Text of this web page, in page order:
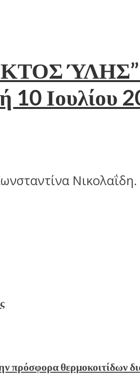
ΎΛΗΣ”
Ιουλίου
Νικολαΐδη.
πρόσφορα θερμοκοιτίδων